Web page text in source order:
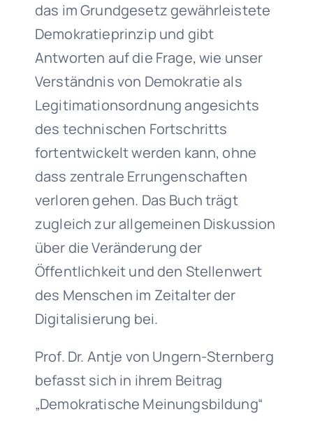
das im Grundgesetz gewährleistete
Demokratieprinzip und gibt
Antworten auf die Frage, wie unser
Verständnis von Demokratie als
Legitimationsordnung angesichts
des technischen Fortschritts
fortentwickelt werden kann, ohne
dass zentrale Errungenschaften
verloren gehen. Das Buch trägt
zugleich zur allgemeinen Diskussion
über die Veränderung der
Öffentlichkeit und den Stellenwert
des Menschen im Zeitalter der
Digitalisierung bei.
Prof. Dr. Antje von Ungern-Sternberg
befasst sich in ihrem Beitrag
„Demokratische Meinungsbildung“